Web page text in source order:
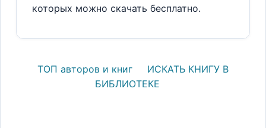
которых можно скачать бесплатно.
ТОП авторов и книг
ИСКАТЬ КНИГУ В
БИБЛИОТЕКЕ